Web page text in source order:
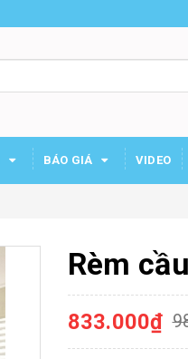
BÁO GIÁ VIDEO
Rèm
833.000₫